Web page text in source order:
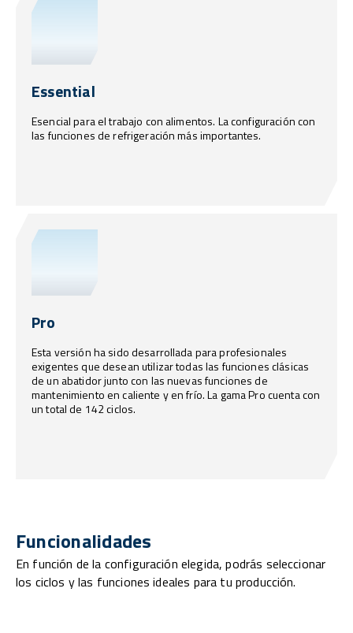
Essential
Esencial para el trabajo con alimentos. La configuración con
las funciones de refrigeración más importantes.
Pro
Esta versión ha sido desarrollada para profesionales
exigentes que desean utilizar todas las funciones clásicas
de un abatidor junto con las nuevas funciones de
mantenimiento en caliente y en frío. La gama Pro cuenta con
un total de 142 ciclos.
Funcionalidades
En función de la configuración elegida, podrás seleccionar
los ciclos y las funciones ideales para tu producción.